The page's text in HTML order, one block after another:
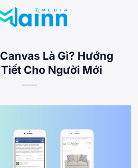
Là Gì? Hướng
Cho Người Mới